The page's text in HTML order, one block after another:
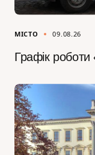
МІСТО 09.08.26
Графік роботи